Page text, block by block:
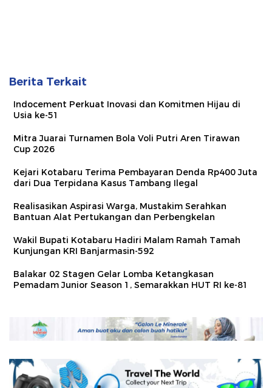
Berita Terkait
Indocement Perkuat Inovasi dan Komitmen Hijau di
Usia ke-51
Mitra Juarai Turnamen Bola Voli Putri Aren Tirawan
Cup 2026
Kejari Kotabaru Terima Pembayaran Denda Rp400 Juta
dari Dua Terpidana Kasus Tambang Ilegal
Realisasikan Aspirasi Warga, Mustakim Serahkan
Bantuan Alat Pertukangan dan Perbengkelan
Wakil Bupati Kotabaru Hadiri Malam Ramah Tamah
Kunjungan KRI Banjarmasin-592
Balakar 02 Stagen Gelar Lomba Ketangkasan
Pemadam Junior Season 1, Semarakkan HUT RI ke-81